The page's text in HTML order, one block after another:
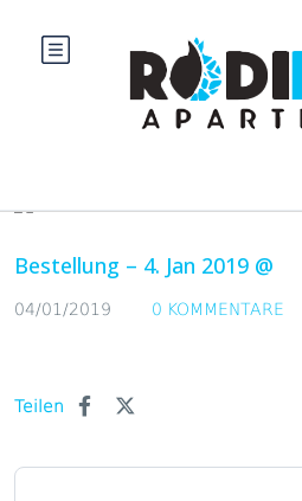
Bestellung – 4. Jan 2019 @
04/01/2019 0 KOMMENTARE
Teilen